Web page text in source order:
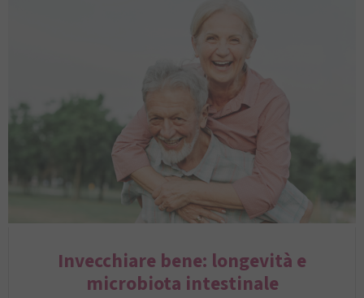
Invecchiare bene: longevità e
microbiota intestinale